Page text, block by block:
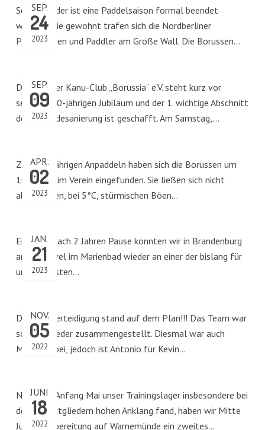
SEP.
24
2023
Schon wieder ist eine Paddelsaison formal beendet
worden. Wie gewohnt trafen sich die Nordberliner
Paddlerinnen und Paddler am Große Wall. Die Borussen…
SEP.
09
2023
Der Berliner Kanu-Club „Borussia“ e.V. steht kurz vor
seinem 100-jährigen Jubiläum und der 1. wichtige Abschnitt
der Gebäudesanierung ist geschafft. Am Samstag,…
APR.
02
2023
Zum diesjährigen Anpaddeln haben sich die Borussen um
10.00 Uhr im Verein eingefunden. Sie ließen sich nicht
abschrecken, bei 5°C, stürmischen Böen…
JAN.
21
2023
Endlich… nach 2 Jahren Pause konnten wir in Brandenburg
an der Havel im Marienbad wieder an einer der bislang für
uns schönsten…
NOV.
05
2022
Die Titelverteidigung stand auf dem Plan!!! Das Team war
schnell wieder zusammengestellt. Diesmal war auch
Mattis dabei, jedoch ist Antonio für Kevin…
JUNI
18
2022
Nachdem Anfang Mai unser Trainingslager insbesondere bei
den Neumitgliedern hohen Anklang fand, haben wir Mitte
Juni in Vorbereitung auf Warnemünde ein zweites…